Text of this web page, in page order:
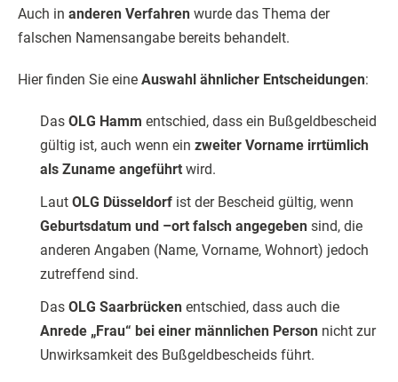
Auch in anderen Verfahren wurde das Thema der
falschen Namensangabe bereits behandelt.
Hier finden Sie eine Auswahl ähnlicher Entscheidungen:
Das OLG Hamm entschied, dass ein Bußgeldbescheid
gültig ist, auch wenn ein zweiter Vorname irrtümlich
als Zuname angeführt wird.
Laut OLG Düsseldorf ist der Bescheid gültig, wenn
Geburtsdatum und –ort falsch angegeben sind, die
anderen Angaben (Name, Vorname, Wohnort) jedoch
zutreffend sind.
Das OLG Saarbrücken entschied, dass auch die
Anrede „Frau“ bei einer männlichen Person nicht zur
Unwirksamkeit des Bußgeldbescheids führt.